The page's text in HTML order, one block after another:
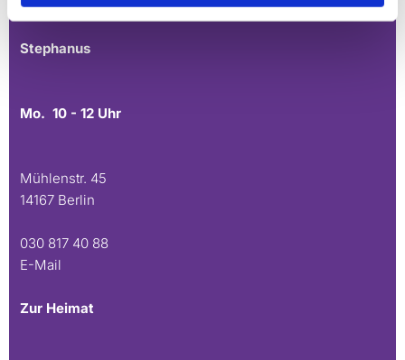
E-Mail
Stephanus
Mo. 10 - 12 Uhr
Mühlenstr. 45
14167 Berlin
030 817 40 88
E-Mail
Zur Heimat